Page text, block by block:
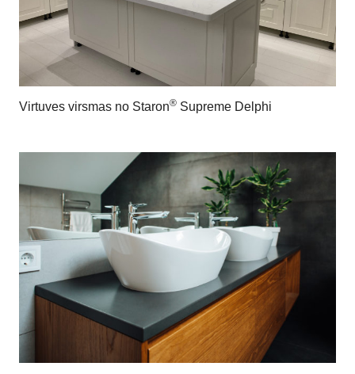
Virtuves virsmas no Staron® Supreme Delphi